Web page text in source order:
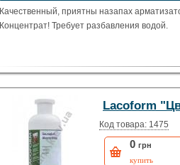
Указать цену
Качественный, приятны назапах
Концентрат! Требует разбавления водой.
Lacoform
Код товара: 1475
0 грн
купить